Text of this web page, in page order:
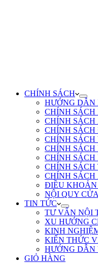
CHÍNH SÁCH
HƯỚNG DẪN
CHÍNH
CHÍNH
CHÍNH SÁCH
CHÍNH
CHÍNH
CHÍNH SÁCH
CHÍNH
CHÍNH
ĐIỀU KHOẢN
NỘI QUY
TIN TỨC
TƯ VẤN NỘI
XU HƯỚNG
KINH
KIẾN THỨC
HƯỚNG DẪN
GIỎ HÀNG